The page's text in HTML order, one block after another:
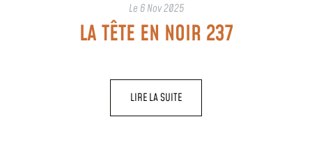
Le 6 Nov 2025
LA TÊTE EN NOIR 237
LIRE LA SUITE